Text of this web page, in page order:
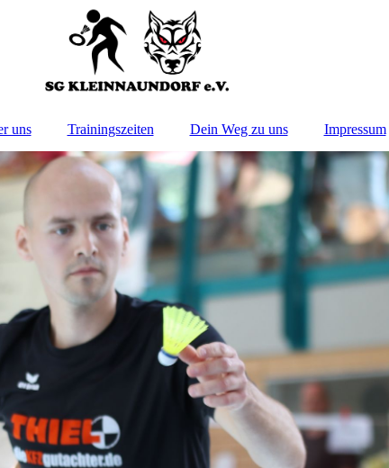
uns Trainingszeiten Dein Weg zu uns Impressum